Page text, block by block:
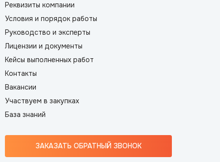
Реквизиты компании
Условия и порядок работы
Руководство и эксперты
Лицензии и документы
Кейсы выполненных работ
Контакты
Вакансии
Участвуем в закупках
База знаний
ЗАКАЗАТЬ ОБРАТНЫЙ ЗВОНОК